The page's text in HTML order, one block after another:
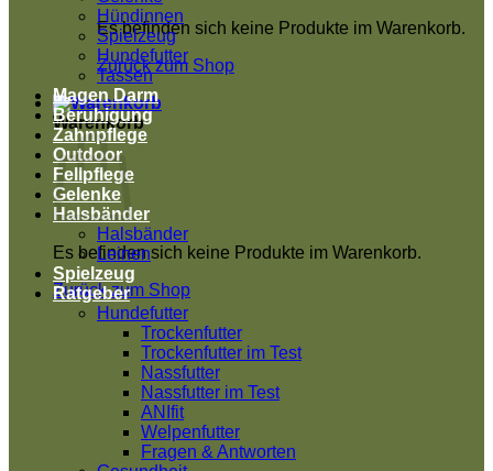
Es befinden sich keine Produkte im Warenkorb.
Zurück zum Shop
Warenkorb
Es befinden sich keine Produkte im Warenkorb.
Zurück zum Shop
Hündinnen
Spielzeug
Hundefutter
Tassen
Magen Darm
Beruhigung
Zahnpflege
Outdoor
Fellpflege
Gelenke
Halsbänder
Halsbänder
Leinen
Spielzeug
Ratgeber
Hundefutter
Trockenfutter
Trockenfutter im Test
Nassfutter
Nassfutter im Test
ANIfit
Welpenfutter
Fragen & Antworten